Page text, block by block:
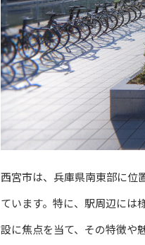
西宮市は、兵庫県南東部に位
ています。特に、駅周辺には
設に焦点を当て、その特徴や